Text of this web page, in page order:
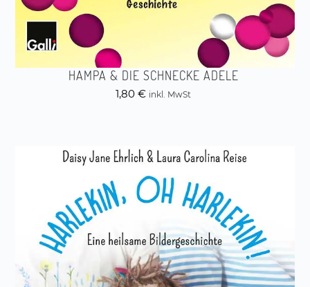
HAMPA & DIE SCHNECKE ADELE
1,80 € inkl. MwSt